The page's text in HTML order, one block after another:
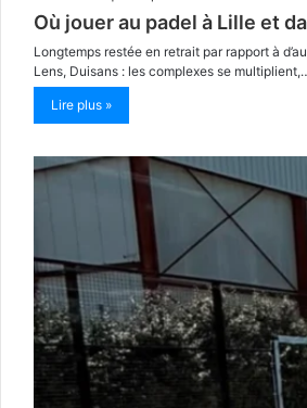
Où jouer au padel à Lille et
Longtemps restée en retrait par rapport à
Lens, Duisans : les complexes se
Lire plus »